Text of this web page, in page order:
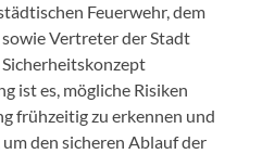
Feuerwehr, dem
Vertreter der Stadt
ist es, mögliche Risiken
frühzeitig zu erkennen und
den sicheren Ablauf der